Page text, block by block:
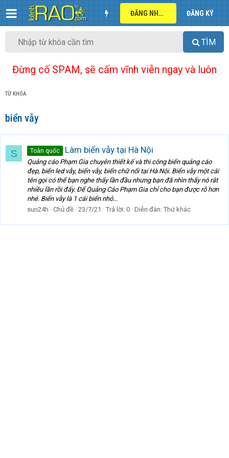
ĐĂNG NHẬP ĐĂNG KÝ
TÌM
Đừng cố SPAM, sẽ cấm vĩnh viễn ngay và luôn
TỪ KHÓA
biển vẫy
S Toàn quốc Làm biển vẫy tại Hà Nội
Quảng cáo Phạm Gia chuyên thiết kế và thi công biển quảng cáo
đẹp, biển led vẫy, biển vẫy, biển chữ nổi tại Hà Nội. Biển vẫy một cái
tên gọi có thể bạn nghe thấy lần đầu nhưng bạn đã nhìn thấy nó rât
nhiều lần rồi đấy. Để Quảng Cáo Phạm Gia chỉ cho bạn được rõ hơn
nhé. Biển vẫy là 1 cái biển nhỏ...
sun24h
Chủ đề 23/7/21 Trả lời: 0 Diễn đàn: Thứ khác